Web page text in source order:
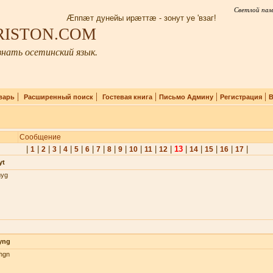
Светлой
Æппæт дунейы ирæттæ - зонут уе 'взаг!
осетинский язык.
| Расширенный поиск| Гостевая книга| Письмо Админу| Регистрация|
Сообщение
1| 2| 3| 4| 5| 6| 7| 8| 9| 10| 11| 12| 13| 14| 15| 16| 17|